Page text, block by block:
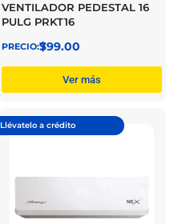
VENTILADOR PEDESTAL 16
PULG PRKT16
$
799.00
Ver más
Llévatelo a crédito